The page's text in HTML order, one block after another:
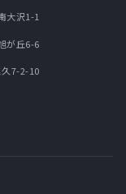
大沢1-1
が丘6-6
7-2-10